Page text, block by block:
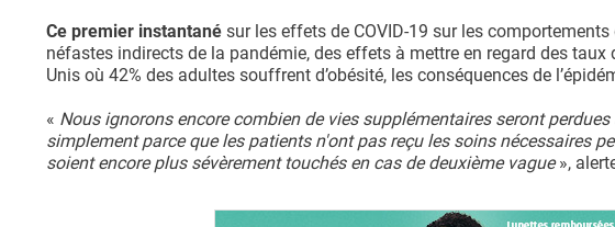
Ce premier instantané sur les effets de COVID-19 sur les
néfastes indirects de la pandémie, des effets à mettre en regard des taux
Unis où 42% des adultes souffrent d’obésité, les conséquences de
« Nous ignorons encore combien de vies supplémentaires seront
simplement parce que les patients n'ont pas reçu les soins nécessaires
soient encore plus sévèrement touchés en cas de deuxième vague»,